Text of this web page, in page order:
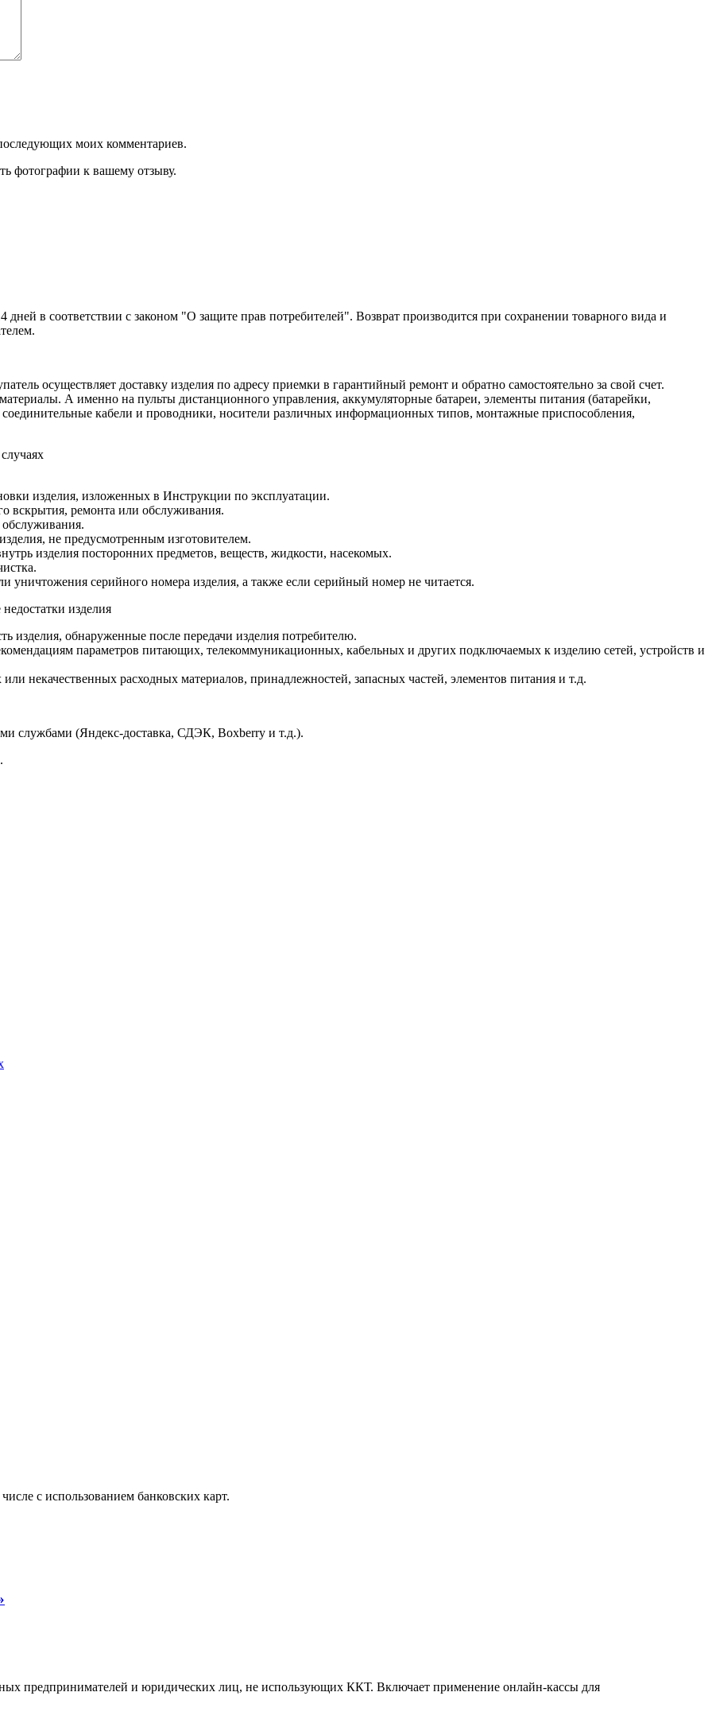
моих комментариев.
фотографии к вашему отзыву.
дней в соответствии с законом "О защите прав потребителей". Возврат производится при сохранении товарного вида и
осуществляет доставку изделия по адресу приемки в гарантийный ремонт и обратно самостоятельно за свой счет.
А именно на пульты дистанционного управления, аккумуляторные батареи, элементы питания (батарейки,
кабели и проводники, носители различных информационных типов, монтажные приспособления,
изделия, изложенных в Инструкции по эксплуатации.
вскрытия, ремонта или обслуживания.
не предусмотренным изготовителем.
изделия посторонних предметов, веществ, жидкости, насекомых.
уничтожения серийного номера изделия, а также если серийный номер не читается.
изделия
изделия, обнаруженные после передачи изделия потребителю.
параметров питающих, телекоммуникационных, кабельных и других подключаемых к изделию сетей, устройств и
некачественных расходных материалов, принадлежностей, запасных частей, элементов питания и т.д.
службами (Яндекс-доставка, СДЭК, Boxberry и т.д.).
с использованием банковских карт.
предпринимателей и юридических лиц, не использующих ККТ. Включает применение онлайн-кассы для